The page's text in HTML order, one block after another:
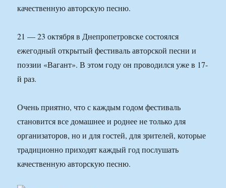
качественную авторскую песню.
21 — 23 октября в Днепропетровске состоялся
ежегодный открытый фестиваль авторской песни и
поэзии «Вагант». В этом году он проводился уже в 17-
й раз.
Очень приятно, что с каждым годом фестиваль
становится все домашнее и роднее не только для
организаторов, но и для гостей, для зрителей, которые
традиционно приходят каждый год послушать
качественную авторскую песню.